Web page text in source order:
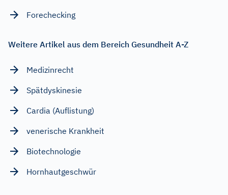
Forechecking
Weitere Artikel aus dem Bereich Gesundheit A-Z
Medizinrecht
Spätdyskinesie
Cardia (Auflistung)
venerische Krankheit
Biotechnologie
Hornhautgeschwür